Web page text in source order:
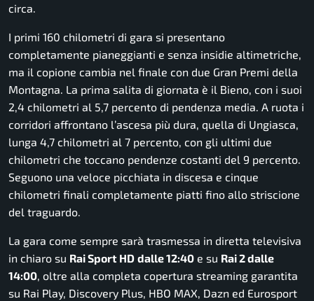
circa.
I primi 160 chilometri di gara si presentano
completamente pianeggianti e senza insidie altimetriche,
ma il copione cambia nel finale con due Gran Premi della
Montagna. La prima salita di giornata è il Bieno, con i suoi
2,4 chilometri al 5,7 percento di pendenza media. A ruota i
corridori affrontano l’ascesa più dura, quella di Ungiasca,
lunga 4,7 chilometri al 7 percento, con gli ultimi due
chilometri che toccano pendenze costanti del 9 percento.
Seguono una veloce picchiata in discesa e cinque
chilometri finali completamente piatti fino allo striscione
del traguardo.
La gara come sempre sarà trasmessa in diretta televisiva
in chiaro su Rai Sport HD dalle 12:40 e su Rai 2 dalle
14:00, oltre alla completa copertura streaming garantita
su Rai Play, Discovery Plus, HBO MAX, Dazn ed Eurosport